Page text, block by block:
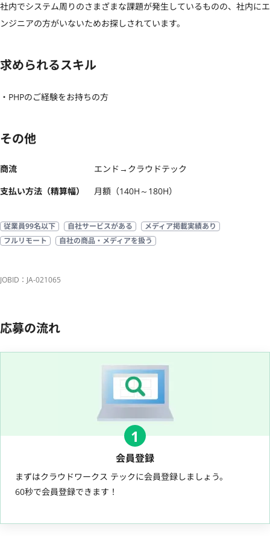
社内でシステム周りのさまざまな課題が発生しているものの、社内にエ
ンジニアの方がいないためお探しされています。
求められるスキル
・PHPのご経験をお持ちの方
その他
商流
エンド→クラウドテック
支払い方法（精算幅）
月額（140H～180H）
従業員99名以下 自社サービスがある
メディア掲載実績あり
フルリモート
自社の商品・メディアを扱う
JOBID：JA-021065
応募の流れ
1
会員登録
まずはクラウドワークス テックに会員登録しましょう。
60秒で会員登録できます！